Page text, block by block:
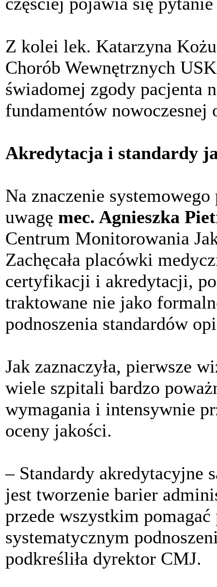
Z kolei lek. Katarzyna
Chorób Wewnętrznych
świadomej zgody pacjenta
fundamentów nowoczesnej
Akredytacja i standardy
Na znaczenie
uwagę mec. Agnieszka
Centrum Monitorowania
Zachęcała placówki
certyfikacji i akredytacji,
traktowane nie jako
podnoszenia standardów
Jak zaznaczyła, pierwsze
wiele szpitali bardzo
wymagania i intensywnie
oceny jakości.
– Standardy akredytacyjne
jest tworzenie barier
przede wszystkim
systematycznym
podkreśliła dyrektor CMJ.